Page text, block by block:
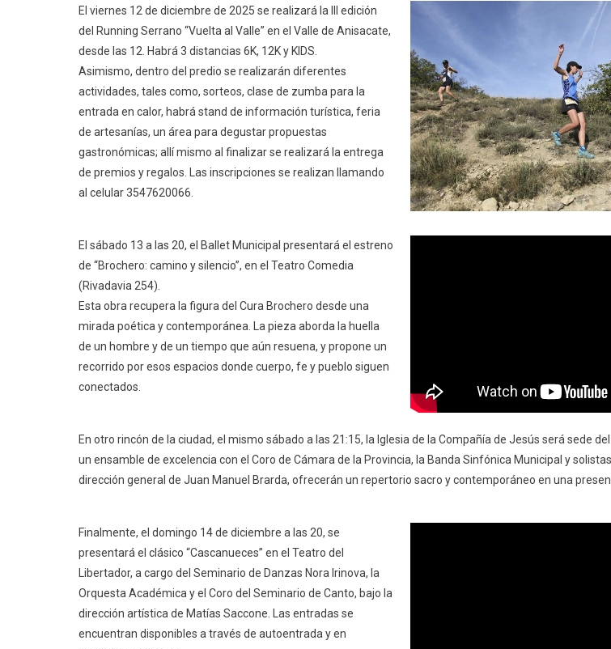
El viernes 12 de diciembre de 2025 se realizará la III edición
del Running Serrano “Vuelta al Valle” en el Valle de Anisacate,
desde las 12. Habrá 3 distancias 6K, 12K y KIDS.
Asimismo, dentro del predio se realizarán diferentes
actividades, tales como, sorteos, clase de zumba para la
entrada en calor, habrá stand de información turística, feria
de artesanías, un área para degustar propuestas
gastronómicas; allí mismo al finalizar se realizará la entrega
de premios y regalos. Las inscripciones se realizan llamando
al celular 3547620066.
El sábado 13 a las 20, el Ballet Municipal presentará el estreno
de “Brochero: camino y silencio”, en el Teatro Comedia
(Rivadavia 254).
Esta obra recupera la figura del Cura Brochero desde una
mirada poética y contemporánea. La pieza aborda la huella
de un hombre y de un tiempo que aún resuena, y propone un
recorrido por esos espacios donde cuerpo, fe y pueblo siguen
conectados.
En otro rincón de la ciudad, el mismo sábado a las 21:15, la Iglesia de la Compañía de Jesús será sede
un ensamble de excelencia con el Coro de Cámara de la Provincia, la Banda Sinfónica Municipal y
dirección general de Juan Manuel Brarda, ofrecerán un repertorio sacro y contemporáneo en una
Finalmente, el domingo 14 de diciembre a las 20, se
presentará el clásico “Cascanueces” en el Teatro del
Libertador, a cargo del Seminario de Danzas Nora Irinova, la
Orquesta Académica y el Coro del Seminario de Canto, bajo la
dirección artística de Matías Saccone. Las entradas se
encuentran disponibles a través de autoentrada y en